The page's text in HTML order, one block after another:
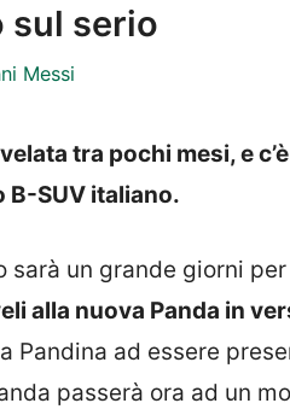
sul serio
Messi
tra pochi mesi, e
B-SUV italiano.
sarà un grande giorni
alla nuova Panda in
Pandina ad essere
passerà ora ad un